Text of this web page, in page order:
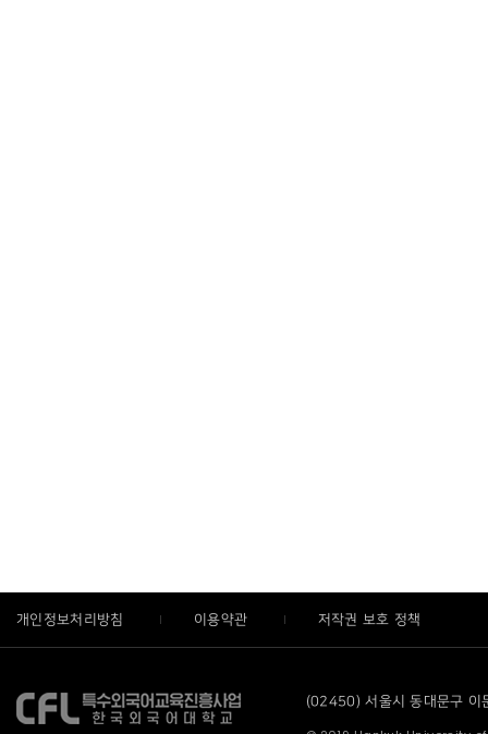
개인정보처리방침 이용약관 저작권 보호 정책
(02450) 서울시 동대문구